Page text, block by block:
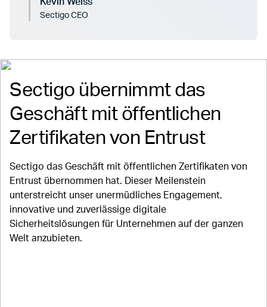
Sectigo CEO
Sectigo übernimmt das
Geschäft mit öffentlichen
Zertifikaten von Entrust
Sectigo das Geschäft mit öffentlichen Zertifikaten von
Entrust übernommen hat. Dieser Meilenstein
unterstreicht unser unermüdliches Engagement,
innovative und zuverlässige digitale
Sicherheitslösungen für Unternehmen auf der ganzen
Welt anzubieten.